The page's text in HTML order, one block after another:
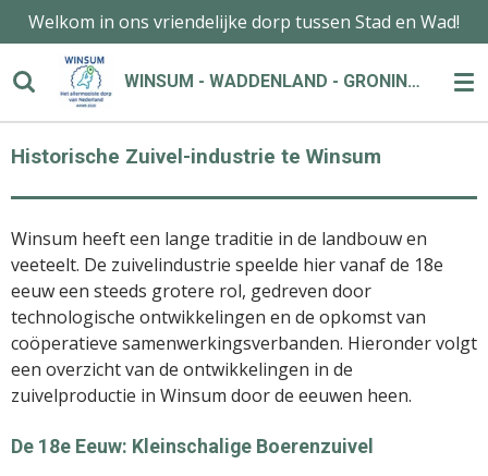
Ga
direct
naar
hoofdinhoud
WINSUM - WADDENLAND - GRONINGEN
Welkom in ons vriendelijke dorp tussen Stad en Wad!
Historische Zuivel-industrie te Winsum
Winsum heeft een lange traditie in de landbouw en
veeteelt. De zuivelindustrie speelde hier vanaf de 18e
eeuw een steeds grotere rol, gedreven door
technologische ontwikkelingen en de opkomst van
coöperatieve samenwerkingsverbanden. Hieronder volgt
een overzicht van de ontwikkelingen in de
zuivelproductie in Winsum door de eeuwen heen.
De 18e Eeuw: Kleinschalige Boerenzuivel